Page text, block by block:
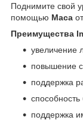
Поднимите свой
помощью Maca
Преимущества
увеличение
повышение
поддержка
способность
поддержка